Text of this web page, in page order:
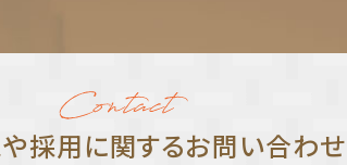
採⽤に関するお問い合わせ